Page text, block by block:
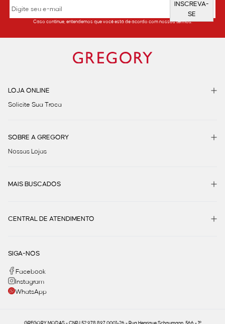
INSCREVA-
SE
Caso continue, entendemos que você está de acordo com nossos termos.
LOJA ONLINE
Solicite Sua Troca
SOBRE A GREGORY
Nossas Lojas
MAIS BUSCADOS
CENTRAL DE ATENDIMENTO
SIGA-NOS
Facebook
Instagram
WhatsApp
GREGORY MODAS - CNPJ 52.978.897.0001-26 - Rua Henrique Schaumann, 566 - 1º